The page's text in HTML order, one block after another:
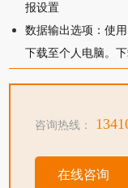
报设置
数据输出选项：使
下载至个人电脑。
选项密码控制：必
咨询热线：
在线咨询